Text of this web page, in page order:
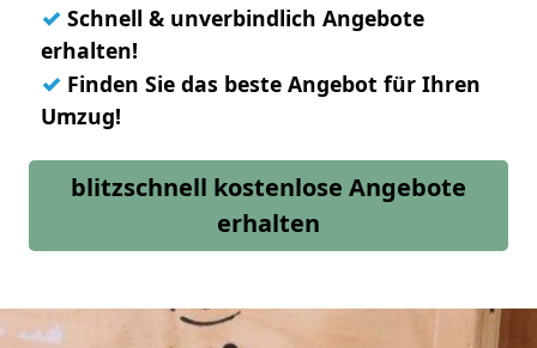
✓ Schnell & unverbindlich Angebote
erhalten!
✓ Finden Sie das beste Angebot für Ihren
Umzug!
blitzschnell kostenlose Angebote
erhalten